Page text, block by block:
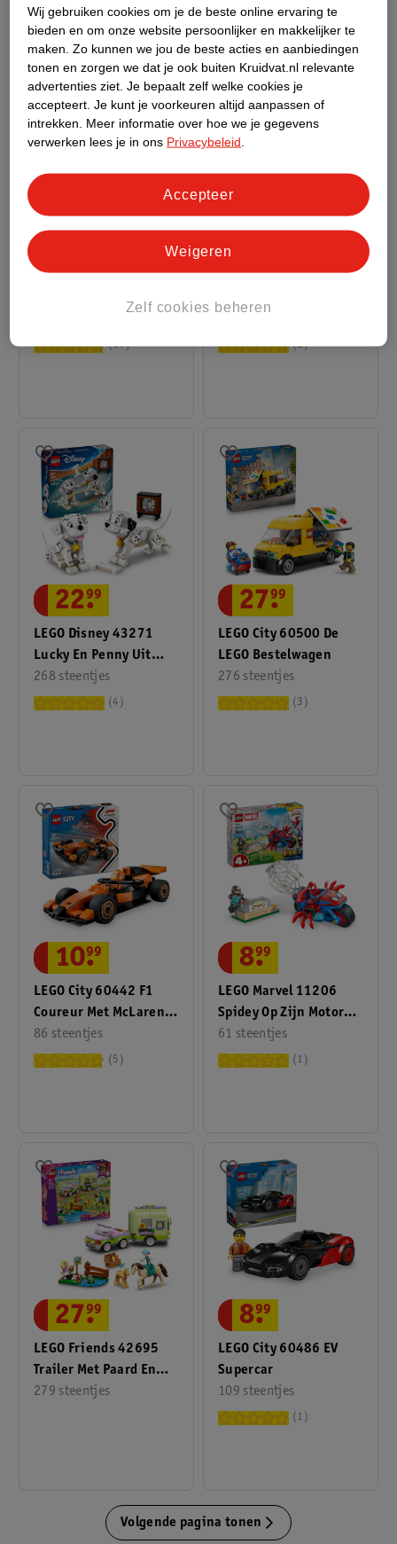
LEGO City 60404
17
LEGO City 60488
2
LEGO Disney 43271
Lucky En Penny Uit
101 Dalmatiërs
268 steentjes
22.
99
4
LEGO City 60500 De
LEGO Bestelwagen
276 steentjes
27.
99
3
LEGO City 60442 F1
Coureur Met McLaren
Racewagen
86 steentjes
10.
99
5
LEGO Marvel 11206
Spidey Op Zijn Motor
Vs. Rhino
61 steentjes
8.
99
1
LEGO Friends 42695
Trailer Met Paard En
Veulen
279 steentjes
27.
99
LEGO City 60486 EV
Supercar
109 steentjes
8.
99
1
Volgende pagina tonen
Wij gebruiken cookies om je de beste online ervaring te
bieden en om onze website persoonlijker en makkelijker te
maken. Zo kunnen we jou de beste acties en aanbiedingen
tonen en zorgen we dat je ook buiten Kruidvat.nl relevante
advertenties ziet. Je bepaalt zelf welke cookies je
accepteert. Je kunt je voorkeuren altijd aanpassen of
intrekken.
Meer informatie over hoe we je gegevens
verwerken lees je in ons Privacybeleid
Zelf cookies beheren
Weigeren
Accepteer